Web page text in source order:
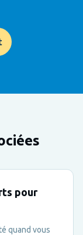
pour
quand vous